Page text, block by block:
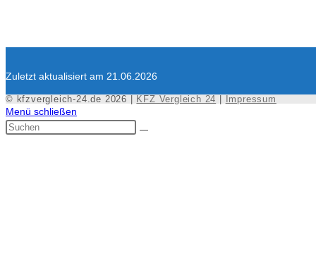
Zuletzt aktualisiert am 21.06.2026
© kfzvergleich-24.de 2026 | KFZ Vergleich 24 | Impressum
Menü schließen